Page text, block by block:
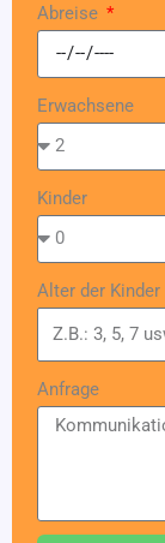
Abreise
Erwachsene
Kinder
Alter der Kinder
Anfrage